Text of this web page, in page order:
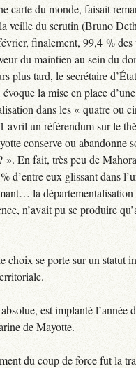
carte du monde, faisait
veille du scrutin (Bruno
finalement, 99,4 % des
du maintien au sein du
plus tard, le secrétaire
la mise en place d’une
dans les « quatre ou
avril un référendum sur le
conserve ou abandonne
». En fait, très peu de
d’entre eux glissant dans
la
n’avait pu se produire
choix se porte sur un statut
est implanté l’année
de Mayotte.
du coup de force fut la